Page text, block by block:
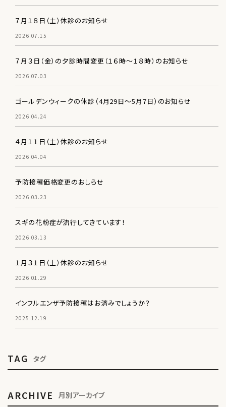
７月１８日（土）休診のお知らせ
2026.07.15
７月３日（金）の夕診時間変更（１６時～１８時）のお知らせ
2026.07.03
ゴールデンウィークの休診（4月29日～5月7日）のお知らせ
2026.04.24
４月１１日（土）休診のお知らせ
2026.04.04
予防接種価格変更のおしらせ
2026.03.23
スギの花粉症が流行してきています！
2026.03.13
１月３１日（土）休診のお知らせ
2026.01.29
インフルエンザ予防接種はお済みでしょうか？
2025.12.19
TAG タグ
ARCHIVE 月別アーカイブ